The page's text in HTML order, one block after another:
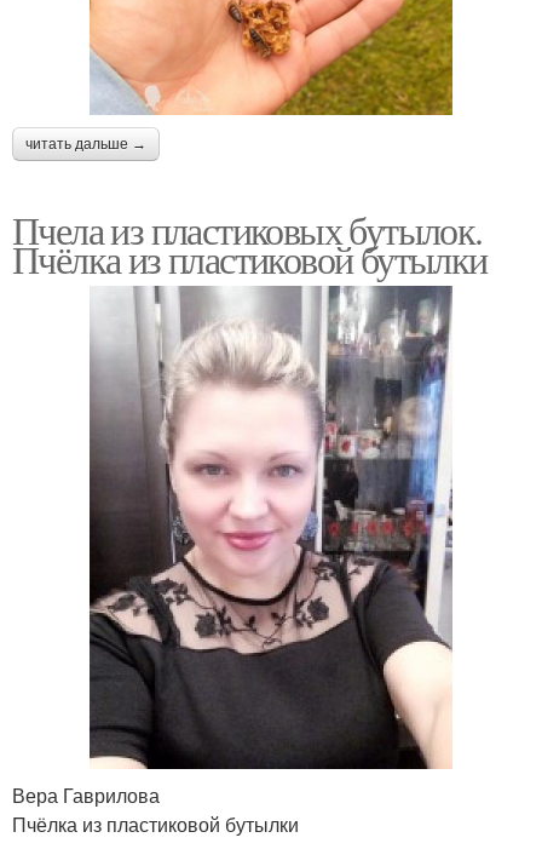
читать дальше →
Пчела из пластиковых бутылок.
Пчёлка из пластиковой бутылки
Вера Гаврилова
Пчёлка из пластиковой бутылки